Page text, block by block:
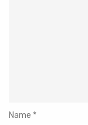
Name *